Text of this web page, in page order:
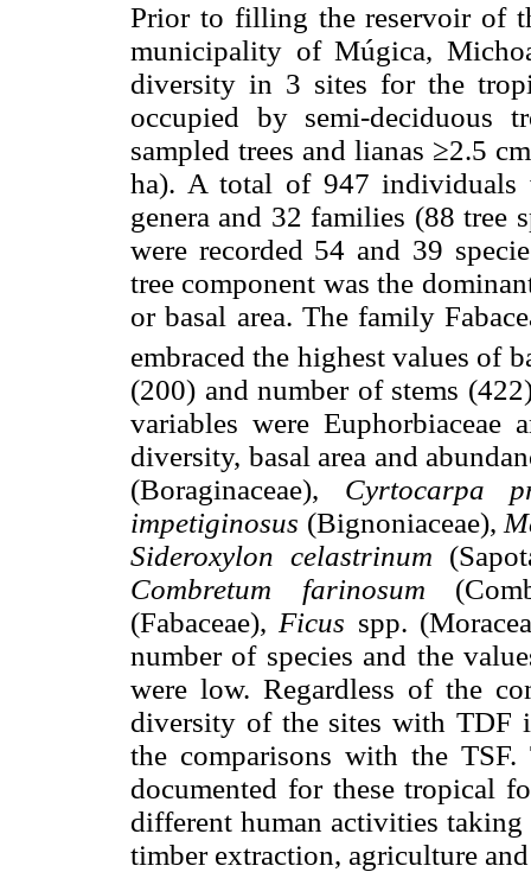
Prior to filling the reservoir of
municipality of Múgica,
diversity in 3 sites for the
occupied by semi-deciduous
sampled trees and lianas ≥2.5
ha). A total of 947 individuals
genera and 32 families (88 tree
were recorded 54 and 39
tree component was the
or basal area. The family
embraced the highest values of
(200) and number of stems
variables were Euphorbiaceae
diversity, basal area and
(Boraginaceae), Cyrtocarpa
impetiginosus (Bignoniaceae),
Sideroxylon celastrinum
Combretum farinosum
(Fabaceae), Ficus spp.
number of species and the
were low. Regardless of the
diversity of the sites with TDF
the comparisons with the
documented for these tropical
different human activities
timber extraction, agriculture